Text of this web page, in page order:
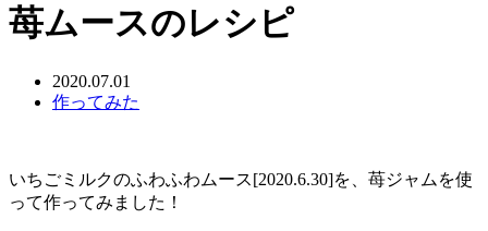
苺ムースのレシピ
2020.07.01
作ってみた
いちごミルクのふわふわムース[2020.6.30]を、苺ジャムを使
って作ってみました！